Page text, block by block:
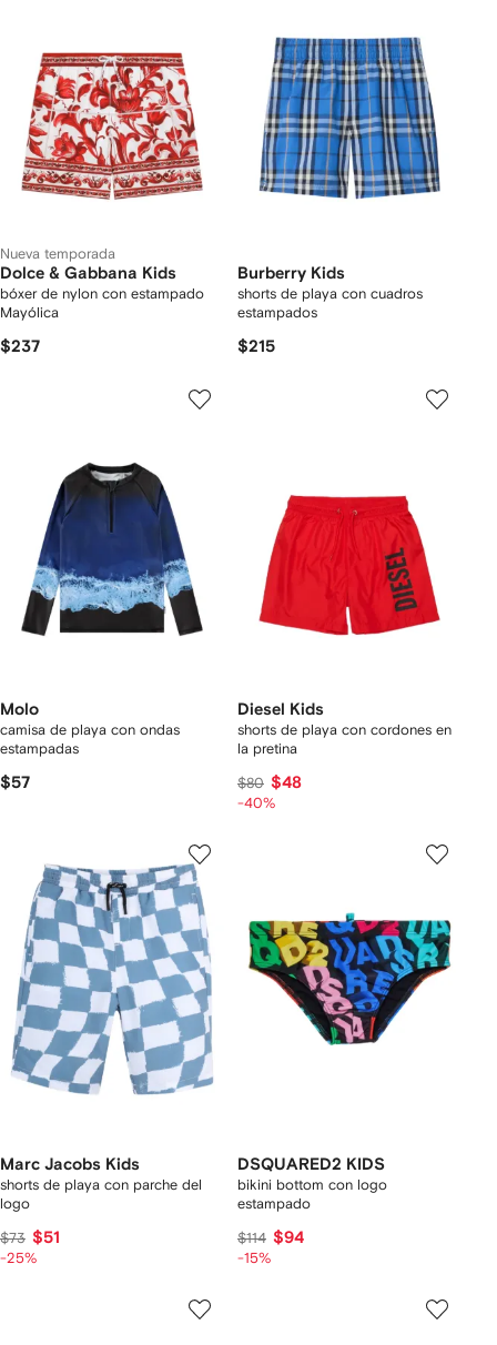
Nueva temporada
Dolce & Gabbana Kids
bóxer de nylon con estampado
Mayólica
$237
Burberry Kids
shorts de playa con cuadros
estampados
$215
Molo
camisa de playa con ondas
estampadas
$57
Diesel Kids
shorts de playa con cordones en
la pretina
$80 $48
-40%
Marc Jacobs Kids
shorts de playa con parche del
logo
$73 $51
-25%
DSQUARED2 KIDS
bikini bottom con logo
estampado
$114 $94
-15%